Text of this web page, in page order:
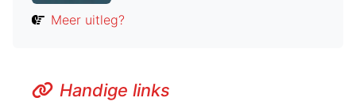
Meer uitleg?
Handige links